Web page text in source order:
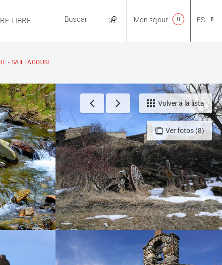
LIBRE PRÁCTICO
NL
EN
FR
ES
Mon séjour 0
- SAILLAGOUSE
Ver fotos (8)
Volver a la lista